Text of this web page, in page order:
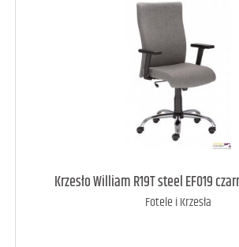
Krzesło William R19T steel EF019
Fotele i Krzesła